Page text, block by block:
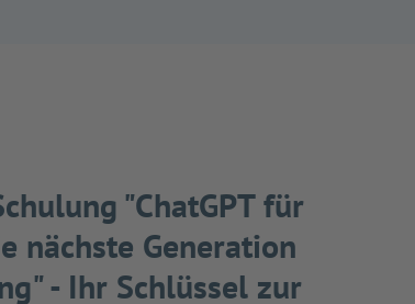
"ChatGPT für
nächste Generation
- Ihr Schlüssel zur